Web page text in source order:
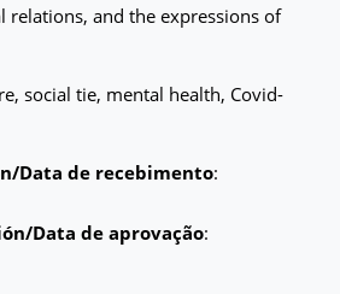
relations, and the expressions of
social tie, mental health, Covid-
Data de recebimento:
Data de aprovação: